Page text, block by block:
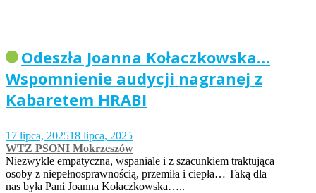
Odeszła Joanna Kołaczkowska…
Wspomnienie audycji nagranej z
Kabaretem HRABI
17 lipca, 202518 lipca, 2025
WTZ PSONI Mokrzeszów
Niezwykle empatyczna, wspaniale i z szacunkiem traktująca
osoby z niepełnosprawnością, przemiła i ciepła… Taką dla
nas była Pani Joanna Kołaczkowska…..